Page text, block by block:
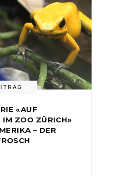
«AUF
IM ZOO ZÜRICH»
– DER